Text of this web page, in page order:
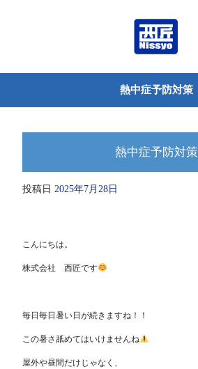
熱中症予防対策
熱中症予防対策
投稿日 2025年7月28日
こんにちは。
株式会社 西匠です
毎日毎日暑い日が続きますね！！
この暑さ舐めてはいけませんね
屋外や昼間だけじゃなく、